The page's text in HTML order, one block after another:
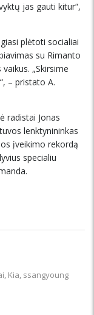
jas gauti kitur“,
plėtoti socialiai
su Rimanto
„Skirsime
– pristato A.
radistai Jonas
lenktynininkas
įveikimo rekordą
specialiu
, Kia, ssangyoung